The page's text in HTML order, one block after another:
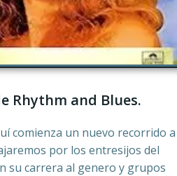
Rhythm and Blues.
comienza un nuevo recorrido a
por los entresijos del
su carrera al genero y grupos